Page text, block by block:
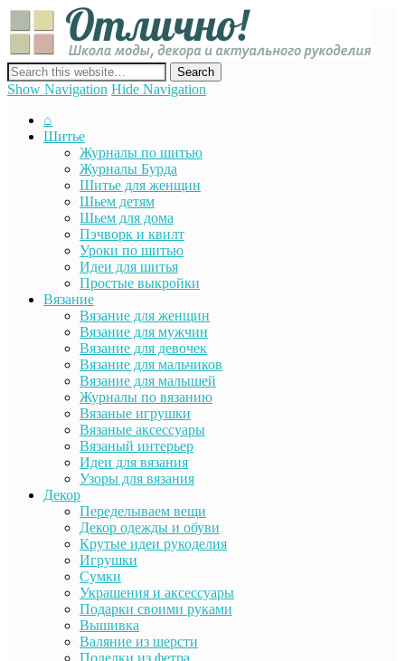
сайт о декоре, дизайне и моде, вязании, шитье и других видах
рукоделия
Show Navigation Hide Navigation
⌂
Шитье
Журналы по шитью
Журналы Бурда
Шитье для женщин
Шьем детям
Шьем для дома
Пэчворк и квилт
Уроки по шитью
Идеи для шитья
Простые выкройки
Вязание
Вязание для женщин
Вязание для мужчин
Вязание для девочек
Вязание для мальчиков
Вязание для малышей
Журналы по вязанию
Вязаные игрушки
Вязаные аксессуары
Вязаный интерьер
Идеи для вязания
Узоры для вязания
Декор
Переделываем вещи
Декор одежды и обуви
Крутые идеи рукоделия
Игрушки
Сумки
Украшения и аксессуары
Подарки своими руками
Вышивка
Валяние из шерсти
Поделки из фетра